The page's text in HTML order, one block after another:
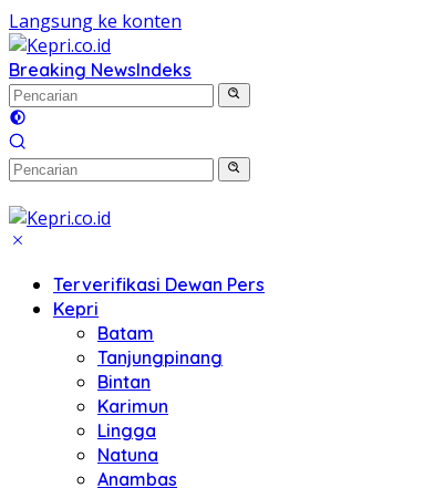
Langsung ke konten
Breaking NewsIndeks
Terverifikasi Dewan Pers
Kepri
Batam
Tanjungpinang
Bintan
Karimun
Lingga
Natuna
Anambas